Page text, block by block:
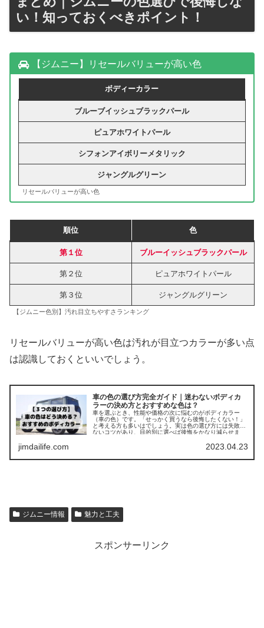
い！知っておくべきポイント！
【ジムニー】リセールバリューが高い色
ボディーカラー
ブルーブイッシュブラックパール
ピュアホワイトパール
シフォンアイボリーメタリック
ジャングルグリーン
リセールバリューが高い色
順位 色
第１位 ブルーイッシュブラックパール
第２位 ピュアホワイトパール
第３位 ジャングルグリーン
【ジムニー色別】汚れ目立ちやすさランキング
リセールバリューが高い色は汚れが目立つカラーが多い点
は認識しておくといいでしょう。
車の色の選び方完全ガイド｜迷わないボディカ
ラーの決め方とおすすめな色は？
車を選ぶとき、性能や価格の次に悩むのがボディカラー
（車の色）です。「せっかく買うなら後悔したくない！」
と考える方も多いはでしょう。実は色の選び方には失敗し
ないコツがあり、目的別に選べば後悔をかなり減らせま
jimdailife.com 2023.04.23
ジムニー情報 魅力と工夫
スポンサーリンク